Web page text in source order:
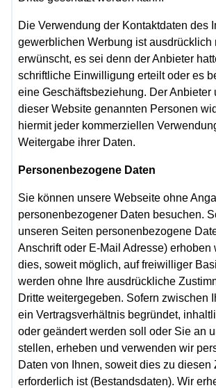
Die Verwendung der Kontaktdaten des
gewerblichen Werbung ist ausdrücklich
erwünscht, es sei denn der Anbieter
schriftliche Einwilligung erteilt oder es
eine Geschäftsbeziehung. Der Anbieter
dieser Website genannten Personen
hiermit jeder kommerziellen
Weitergabe ihrer Daten.
Personenbezogene Daten
Sie können unsere Webseite ohne
personenbezogener Daten besuchen.
unseren Seiten personenbezogene
Anschrift oder E-Mail Adresse) erhoben
dies, soweit möglich, auf freiwilliger
werden ohne Ihre ausdrückliche
Dritte weitergegeben. Sofern zwischen
ein Vertragsverhältnis begründet,
oder geändert werden soll oder Sie an
stellen, erheben und verwenden wir
Daten von Ihnen, soweit dies zu diesen
erforderlich ist (Bestandsdaten). Wir